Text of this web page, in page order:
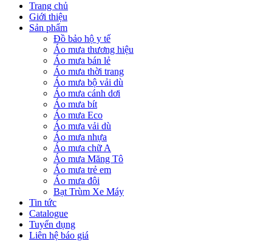
Trang chủ
Giới thiệu
Sản phẩm
Đồ bảo hộ y tế
Áo mưa thương hiệu
Áo mưa bán lẻ
Áo mưa thời trang
Áo mưa bộ vải dù
Áo mưa cánh dơi
Áo mưa bít
Áo mưa Eco
Áo mưa vải dù
Áo mưa nhựa
Áo mưa chữ A
Áo mưa Măng Tô
Áo mưa trẻ em
Áo mưa đôi
Bạt Trùm Xe Máy
Tin tức
Catalogue
Tuyển dụng
Liên hệ báo giá